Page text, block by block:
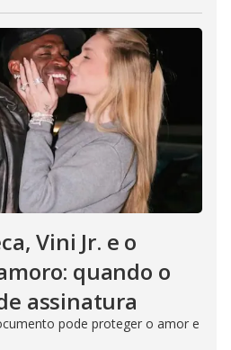
Vini Jr. e o
quando o
assinatura
pode proteger o amor e